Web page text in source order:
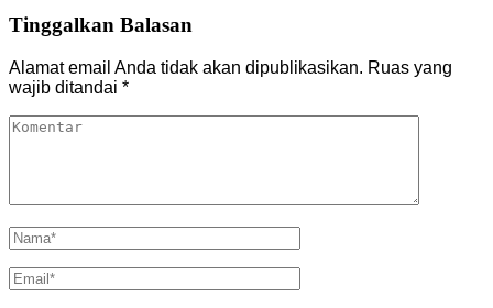
Tinggalkan Balasan
Alamat email Anda tidak akan dipublikasikan. Ruas yang
wajib ditandai *